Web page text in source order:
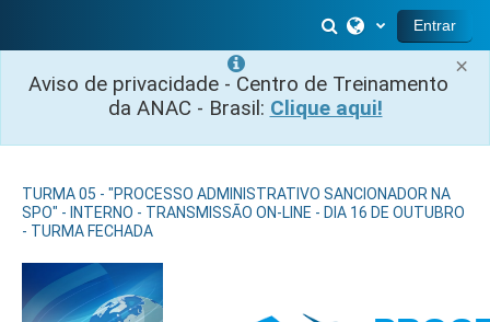
×
Aviso de privacidade - Centro de Treinamento
da ANAC - Brasil: Clique aqui!
Alternar entrada
Entrar
TURMA 05 - "PROCESSO ADMINISTRATIVO SANCIONADOR NA
SPO" - INTERNO - TRANSMISSÃO ON-LINE - DIA 16 DE OUTUBRO
- TURMA FECHADA